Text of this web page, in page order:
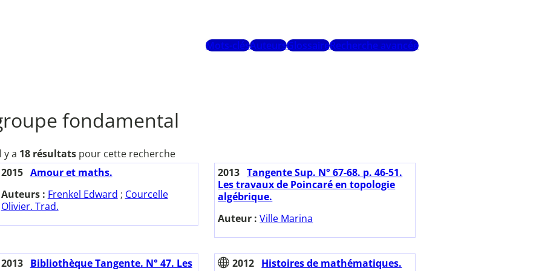
Mots-clésAuteursGlossaireRecherche avancée
fondamental
y a 18 résultatspour cette recherche
2015 Amour et maths.
Auteurs : Frenkel Edward ; Courcelle
Olivier. Trad.
2013 Tangente Sup. N° 67-68. p. 46-51.
Les travaux de Poincaré en topologie
algébrique.
Auteur :Ville Marina
2013
Bibliothèque Tangente. N° 47. Les
2012 Histoires de mathématiques.